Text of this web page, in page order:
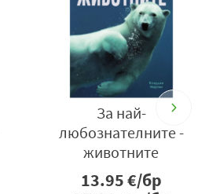
За най-
любознателните -
животните
13.95€/бр